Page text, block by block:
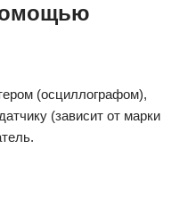
(осциллографом),
(зависит от марки